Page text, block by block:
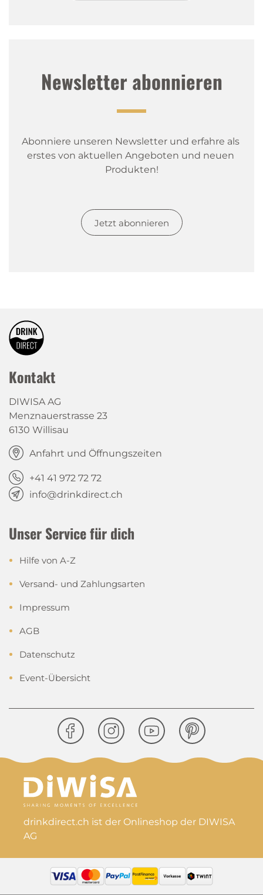
Newsletter abonnieren
Abonniere unseren Newsletter und erfahre als
erstes von aktuellen Angeboten und neuen
Produkten!
Jetzt abonnieren
Kontakt
DIWISA AG
Menznauerstrasse 23
6130 Willisau
Anfahrt und Öffnungszeiten
+41 41 972 72 72
info@drinkdirect.ch
Unser Service für dich
Hilfe von A-Z
Versand- und Zahlungsarten
Impressum
AGB
Datenschutz
Event-Übersicht
drinkdirect.ch ist der Onlineshop der DIWISA
AG